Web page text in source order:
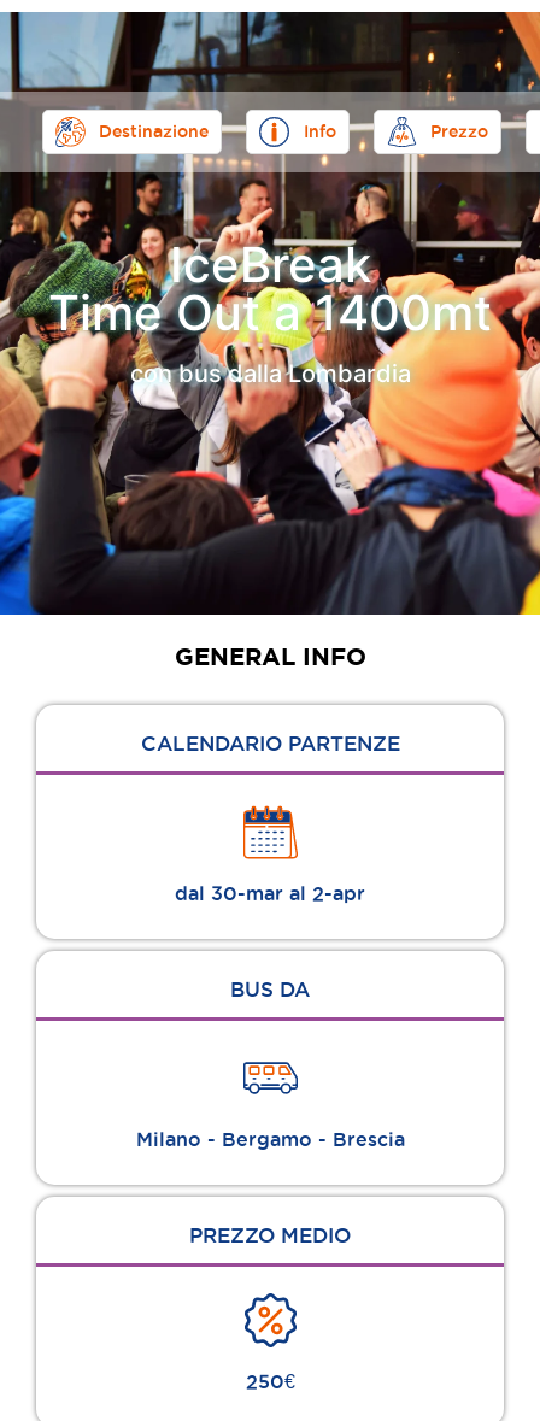
IceBreak
Time Out a 1400mt
con bus dalla Lombardia
Destinazione Info Prezzo
GENERAL INFO
CALENDARIO PARTENZE
dal 30-mar al 2-apr
BUS DA
Milano - Bergamo - Brescia
PREZZO MEDIO
250€